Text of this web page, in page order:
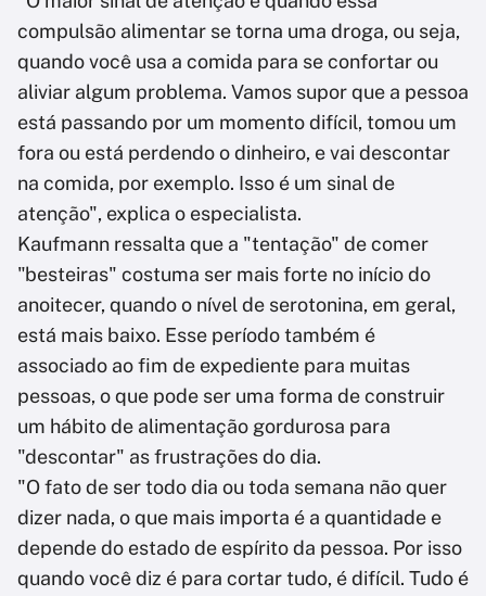
compulsão alimentar se torna uma droga, ou seja,
quando você usa a comida para se confortar ou
aliviar algum problema. Vamos supor que a pessoa
está passando por um momento difícil, tomou um
fora ou está perdendo o dinheiro, e vai descontar
na comida, por exemplo. Isso é um sinal de
atenção", explica o especialista.
Kaufmann ressalta que a "tentação" de comer
"besteiras" costuma ser mais forte no início do
anoitecer, quando o nível de serotonina, em geral,
está mais baixo. Esse período também é
associado ao fim de expediente para muitas
pessoas, o que pode ser uma forma de construir
um hábito de alimentação gordurosa para
"descontar" as frustrações do dia.
"O fato de ser todo dia ou toda semana não quer
dizer nada, o que mais importa é a quantidade e
depende do estado de espírito da pessoa. Por isso
quando você diz é para cortar tudo, é difícil. Tudo é